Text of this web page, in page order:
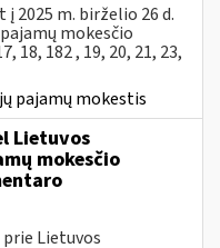
2025 m. birželio 26 d.
mokesčio
18, 182 , 19, 20, 21, 23,
pajamų mokestis
Lietuvos
mokesčio
Lietuvos